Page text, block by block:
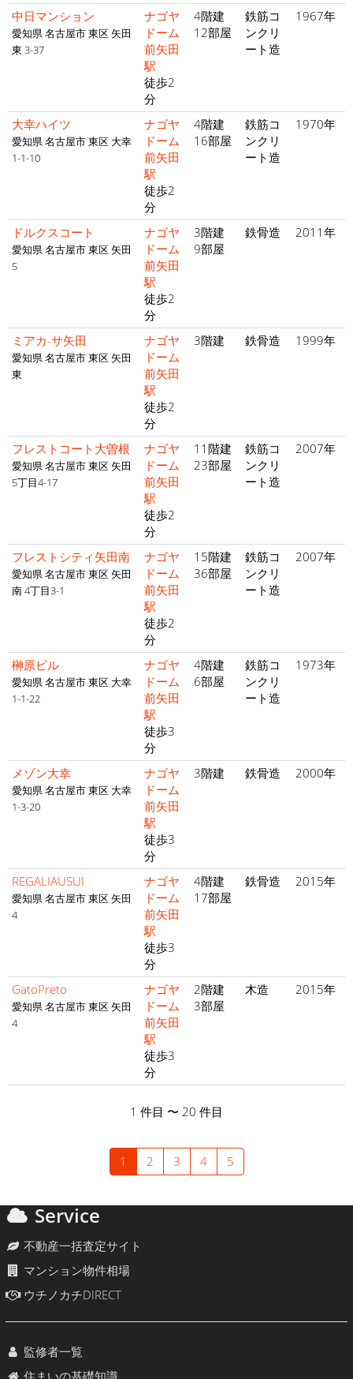
中日マンション
愛知県 名古屋市 東区 矢田
東 3-37
ナゴヤ
ドーム
前矢田
駅
徒歩2
分
4階建
12部屋
鉄筋コ
ンクリ
ート造
1967年
大幸ハイツ
愛知県 名古屋市 東区 大幸
1-1-10
ナゴヤ
ドーム
前矢田
駅
徒歩2
分
4階建
16部屋
鉄筋コ
ンクリ
ート造
1970年
ドルクスコート
愛知県 名古屋市 東区 矢田
5
ナゴヤ
ドーム
前矢田
駅
徒歩2
分
3階建
9部屋
鉄骨造 2011年
ミアカ-サ矢田
愛知県 名古屋市 東区 矢田
東
ナゴヤ
ドーム
前矢田
駅
徒歩2
分
3階建 鉄骨造 1999年
フレストコート大曽根
愛知県 名古屋市 東区 矢田
5丁目4-17
ナゴヤ
ドーム
前矢田
駅
徒歩2
分
11階建
23部屋
鉄筋コ
ンクリ
ート造
2007年
フレストシティ矢田南
愛知県 名古屋市 東区 矢田
南 4丁目3-1
ナゴヤ
ドーム
前矢田
駅
徒歩2
分
15階建
36部屋
鉄筋コ
ンクリ
ート造
2007年
榊原ビル
愛知県 名古屋市 東区 大幸
1-1-22
ナゴヤ
ドーム
前矢田
駅
徒歩3
分
4階建
6部屋
鉄筋コ
ンクリ
ート造
1973年
メゾン大幸
愛知県 名古屋市 東区 大幸
1-3-20
ナゴヤ
ドーム
前矢田
駅
徒歩3
分
3階建 鉄骨造 2000年
REGALIAUSUI
愛知県 名古屋市 東区 矢田
4
ナゴヤ
ドーム
前矢田
駅
徒歩3
分
4階建
17部屋
鉄骨造 2015年
GatoPreto
愛知県 名古屋市 東区 矢田
4
ナゴヤ
ドーム
前矢田
駅
徒歩3
分
2階建
3部屋
木造 2015年
1 件目 〜 20 件目
1 2 3 4 5
Service
不動産一括査定サイト
マンション物件相場
ウチノカチDIRECT
監修者一覧